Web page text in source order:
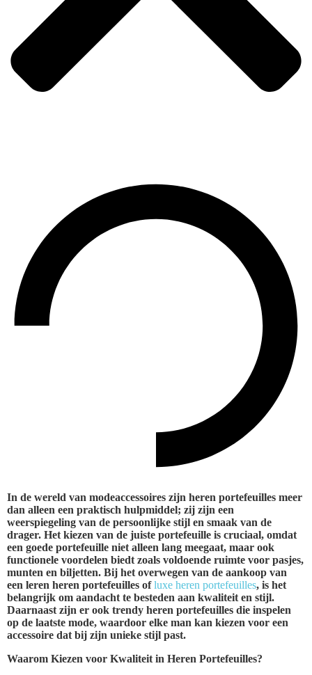
In de wereld van modeaccessoires zijn heren portefeuilles meer
dan alleen een praktisch hulpmiddel; zij zijn een
weerspiegeling van de persoonlijke stijl en smaak van de
drager. Het kiezen van de juiste portefeuille is cruciaal, omdat
een goede portefeuille niet alleen lang meegaat, maar ook
functionele voordelen biedt zoals voldoende ruimte voor pasjes,
munten en biljetten. Bij het overwegen van de aankoop van
een leren heren portefeuilles ofluxe heren portefeuilles, is het
belangrijk om aandacht te besteden aan kwaliteit en stijl.
Daarnaast zijn er ook trendy heren portefeuilles die inspelen
op de laatste mode, waardoor elke man kan kiezen voor een
accessoire dat bij zijn unieke stijl past.
Waarom Kiezen voor Kwaliteit in Heren Portefeuilles?